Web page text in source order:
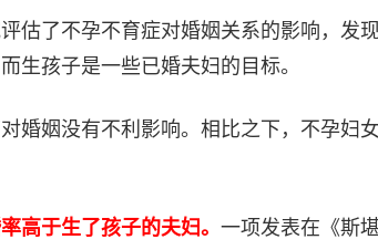
估了不孕不育症对婚姻关系的影响，发
生孩子是一些已婚夫妇的目标。
婚姻没有不利影响。相比之下，不孕妇
高于生了孩子的夫妇。 一项发表在《斯